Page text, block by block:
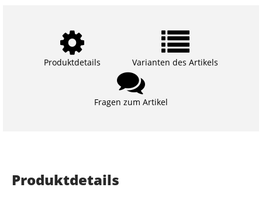
Produktdetails Varianten des Artikels
Fragen zum Artikel
Produktdetails